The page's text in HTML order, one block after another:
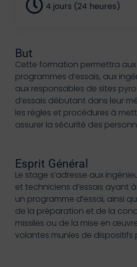
4 jours (24 heures)
But
Cette formation permettra
programmes d’essais, aux
aux responsables de sites
d’essais débutant dans leur
les règles et procédures à
assurer la sécurité des
Esprit Général
Le stage s’adresse aux
et techniciens d’essais ayant
un programme d’essai, ainsi
de la préparation et de la
missiles ou de la mise en
volantes munies de dispositifs